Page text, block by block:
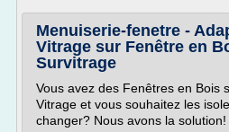
Menuiserie-fenetre -
Vitrage sur Fenêtre en
Survitrage
Vous avez des Fenêtres en Bois
Vitrage et vous souhaitez les
changer? Nous avons la solution!